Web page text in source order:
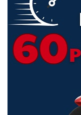
Quản trị cuộc gọi hội